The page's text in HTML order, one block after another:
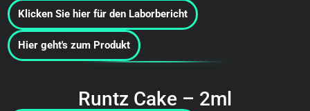
Klicken Sie hier für den Laborbericht
Hier geht's zum Produkt
Runtz Cake – 2ml